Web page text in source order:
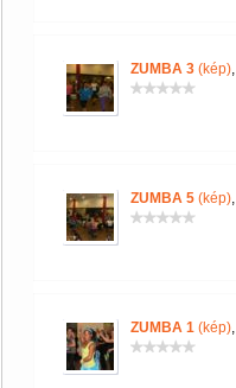
ZUMBA 3 (kép),
ZUMBA 5 (kép),
ZUMBA 1 (kép),